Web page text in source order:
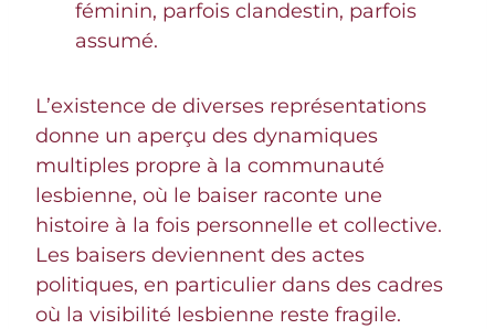
féminin, parfois clandestin, parfois
assumé.
L’existence de diverses représentations
donne un aperçu des dynamiques
multiples propre à la communauté
lesbienne, où le baiser raconte une
histoire à la fois personnelle et collective.
Les baisers deviennent des actes
politiques, en particulier dans des cadres
où la visibilité lesbienne reste fragile.